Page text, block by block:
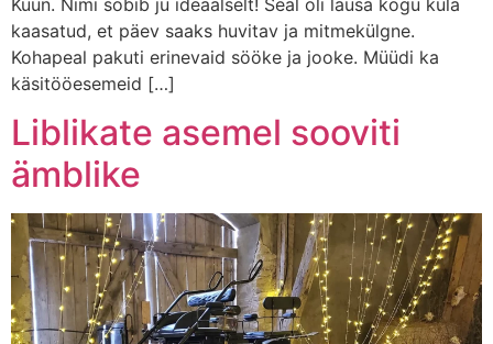
kaasatud, et päev saaks huvitav ja mitmekülgne.
Kohapeal pakuti erinevaid sööke ja jooke. Müüdi ka
käsitööesemeid […]
Liblikate asemel sooviti
ämblike